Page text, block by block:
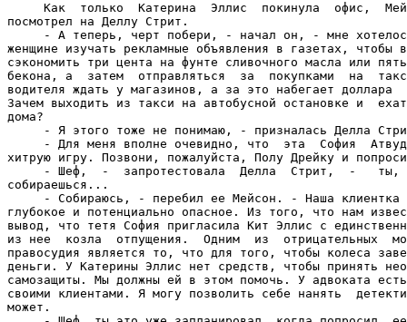
Как  только  Катерина  Эллис  покинула  офис,
посмотрел на Деллу Стрит.
- А теперь, черт побери, - начал он, - мне
женщине изучать рекламные объявления в газетах, чтобы
сэкономить три цента на фунте сливочного масла или
бекона, а  затем  отправляться  за  покупками  на
водителя ждать у магазинов, а за это набегает
Зачем выходить из такси на автобусной остановке и
дома?
- Я этого тоже не понимаю, - призналась Делла
- Для меня вполне очевидно, что  эта  София
хитрую игру. Позвони, пожалуйста, Полу Дрейку и
- Шеф,  -  запротестовала  Делла  Стрит,  -   ты,
собираешься...
- Собираюсь, - перебил ее Мейсон. - Наша клиентка
глубокое и потенциально опасное. Из того, что нам
вывод, что тетя София пригласила Кит Эллис с
из нее  козла  отпущения.  Одним  из  отрицательных
правосудия является то, что для того, чтобы колеса
деньги. У Катерины Эллис нет средств, чтобы принять
самозащиты. Мы должны ей в этом помочь. У адвоката
своими клиентами. Я могу позволить себе нанять
может.